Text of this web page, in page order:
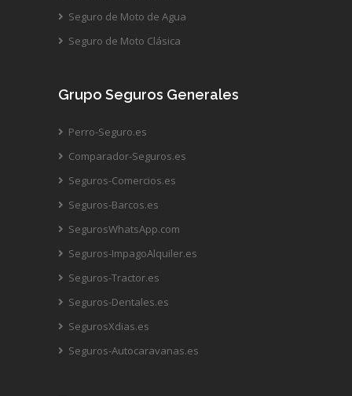
Seguro de Moto de Agua
Seguro de Moto Clásica
Grupo Seguros Generales
Perro-Seguro.es
Comparador-Seguros.es
Seguros-Comercios.es
Seguros-Barcos.es
SegurosWhatsApp.com
Seguros-ImpagoAlquiler.es
Seguros-Tractor.es
Seguros-Dentales.es
SegurosXdias.es
Seguros-Autocaravanas.es